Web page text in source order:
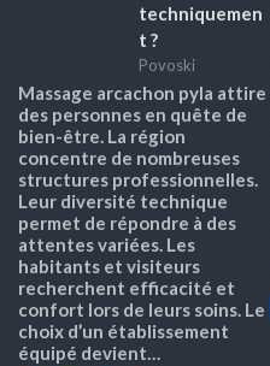
techniquemen
t ?
Povoski
Massage arcachon pyla attire
des personnes en quête de
bien-être. La région
concentre de nombreuses
structures professionnelles.
Leur diversité technique
permet de répondre à des
attentes variées. Les
habitants et visiteurs
recherchent efficacité et
confort lors de leurs soins. Le
choix d’un établissement
équipé devient…